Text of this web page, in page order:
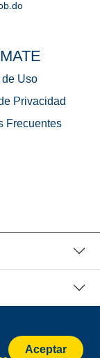
Uso
Privacidad
Frecuentes
Aceptar